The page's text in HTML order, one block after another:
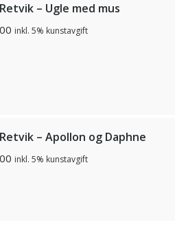
– Ugle med mus
inkl. 5% kunstavgift
– Apollon og Daphne
inkl. 5% kunstavgift